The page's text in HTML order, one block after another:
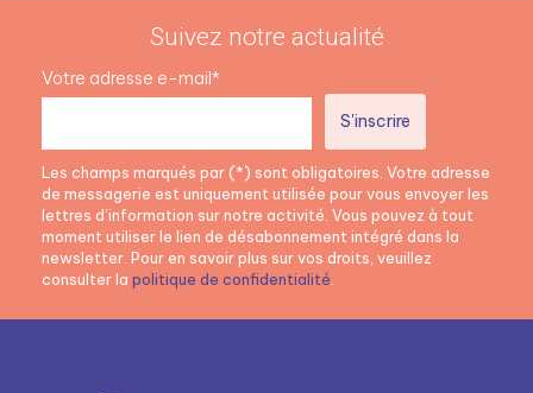
Suivez notre actualité
Votre adresse e-mail*
Les champs marqués par (*) sont obligatoires. Votre adresse
de messagerie est uniquement utilisée pour vous envoyer les
lettres d’information sur notre activité. Vous pouvez à tout
moment utiliser le lien de désabonnement intégré dans la
newsletter. Pour en savoir plus sur vos droits, veuillez
consulter la politique de confidentialité